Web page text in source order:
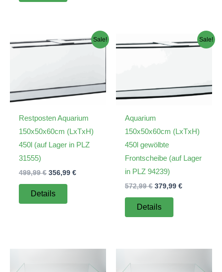
Sale!
Restposten Aquarium
150x50x60cm (LxTxH)
450l (auf Lager in PLZ
31555)
499,99€ Ursprünglicher
war:
499,99 €
356,99 €Aktueller
Details
Sale!
Aquarium
150x50x60cm (LxTxH)
450l gewölbte
Frontscheibe (auf Lager
in PLZ 94239)
572,99€ Ursprünglicher
war:
572,99 €
379,99 €Aktueller
Details